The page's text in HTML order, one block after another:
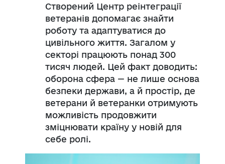
Створений Центр реінтеграції
ветеранів допомагає знайти
роботу та адаптуватися до
цивільного життя. Загалом у
секторі працюють понад 300
тисяч людей. Цей факт доводить:
оборона сфера — не лише основа
безпеки держави, а й простір, де
ветерани й ветеранки отримують
можливість продовжити
зміцнювати країну у новій для
себе ролі.